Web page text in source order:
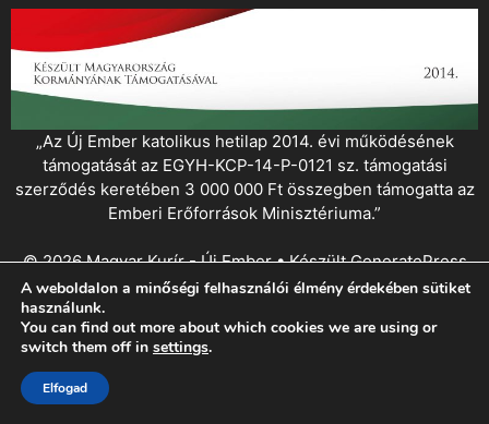
„Az Új Ember katolikus hetilap 2014. évi működésének
támogatását az EGYH-KCP-14-P-0121 sz. támogatási
szerződés keretében 3 000 000 Ft összegben támogatta az
Emberi Erőforrások Minisztériuma.”
© 2026 Magyar Kurír - Új Ember• KészültGeneratePress
A weboldalon a minőségi felhasználói élmény érdekében sütiket
használunk.
You can find out more about which cookies we are using or
switch them off in settings.
Elfogad